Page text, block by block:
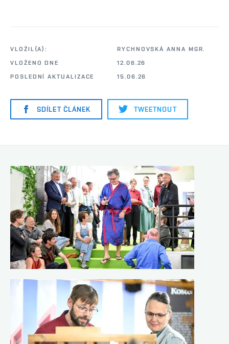
VLOŽIL(A):
RYCHNOVSKÁ ANNA MGR.
VLOŽENO DNE
12.06.26
POSLEDNÍ AKTUALIZACE
15.06.26
SDÍLET ČLÁNEK TWEETNOUT